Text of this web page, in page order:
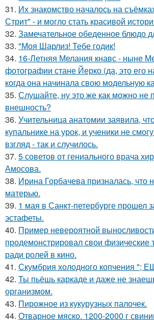
31. Их знакомство началось на
Стрит" - и могло стать красивой
32. Замечательное обеденное блюдо
33. "Моя Шарлиз! Тебе годик!
34. 16-Летняя Мелания кнавс - ныне
фотографии стане Йерко (да, это его
когда она начинала свою модельную
35. Слушайте, ну это же как можно не
внешность?
36. Учительница анатомии заявила,
купальнике на урок, и ученики не
взгляд - так и случилось.
37. 5 советов от гениального врача
Амосова.
38. Ирина Горбачева призналась, что
матерью.
39. 1 мая в Санкт-петербурге прошел
эстафеты.
40. Пример невероятной
продемонстрировал свои
ради ролей в кино.
41. Скумбрия холодного копчения ";
42. Ты пьёшь каркаде и даже не
организмом.
43. Пирожное из кукурузных палочек.
44. Отварное мяско. 1200-2000 г